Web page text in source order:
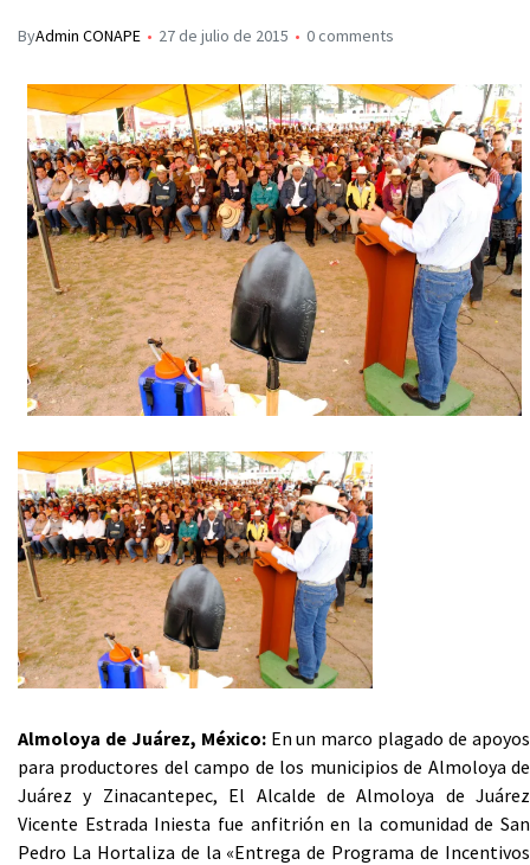
ByAdmin CONAPE 27 de julio de 2015 0 comments
Almoloya de Juárez, México:En un marco plagado de apoyos
para productores del campo de los municipios de Almoloya de
Juárez y Zinacantepec, El Alcalde de Almoloya de Juárez
Vicente Estrada Iniesta fue anfitrión en la comunidad de San
Pedro La Hortaliza de la «Entrega de Programa de Incentivos